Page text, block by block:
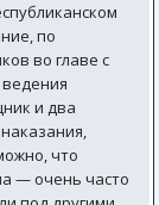
по
во главе с
и два
что
— очень часто